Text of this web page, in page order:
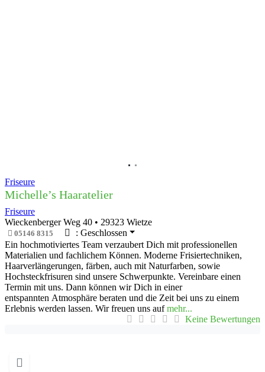
Friseure
Michelle’s Haaratelier
Friseure
Wieckenberger Weg 40 • 29323 Wietze
05146 8315 : Geschlossen
Ein hochmotiviertes Team verzaubert Dich mit professionellen
Materialien und fachlichem Können. Moderne Frisiertechniken,
Haarverlängerungen, färben, auch mit Naturfarben, sowie
Hochsteckfrisuren sind unsere Schwerpunkte. Vereinbare einen
Termin mit uns. Dann können wir Dich in einer
entspannten Atmosphäre beraten und die Zeit bei uns zu einem
Erlebnis werden lassen. Wir freuen uns aufmehr...
Keine Bewertungen